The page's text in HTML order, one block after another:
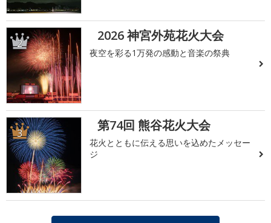
2 2026 神宮外苑花火大会
夜空を彩る1万発の感動と音楽の祭典
3 第74回 熊谷花火大会
花火とともに伝える思いを込めたメッセー
ジ